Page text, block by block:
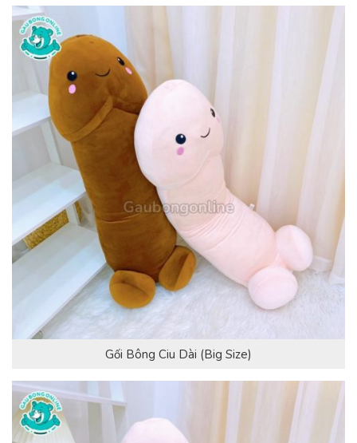
Gối Bông Ciu Dài (Big Size)